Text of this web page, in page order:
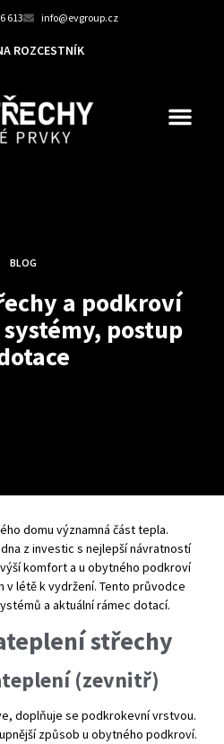
613 info@evgroup.cz
ROZCESTNÍK
BLOG
a podkroví
systémy, postup
domu významná část tepla.
z investic s nejlepší návratností
komfort a u obytného podkroví
létě k vydržení. Tento průvodce
a aktuální rámec dotací.
střechy
(zevnitř)
doplňuje se podkrokevní vrstvou.
způsob u obytného podkroví.